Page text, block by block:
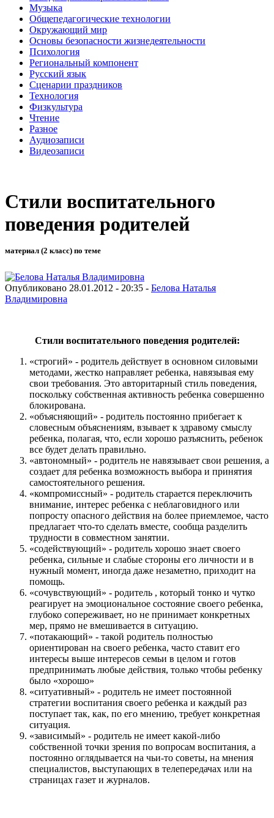
Музыка
Общепедагогические технологии
Окружающий мир
Основы безопасности жизнедеятельности
Психология
Региональный компонент
Русский язык
Сценарии праздников
Технология
Физкультура
Чтение
Разное
Аудиозаписи
Видеозаписи
Стили воспитательного
поведения родителей
материал (2 класс) по теме
Опубликовано 28.01.2012 - 20:35 - Белова Наталья
Владимировна
Стили воспитательного поведения родителей:
«строгий» - родитель действует в основном силовыми
методами, жестко направляет ребенка, навязывая ему
свои требования. Это авторитарный стиль поведения,
поскольку собственная активность ребенка совершенно
блокирована.
«объясняющий» - родитель постоянно прибегает к
словесным объяснениям, взывает к здравому смыслу
ребенка, полагая, что, если хорошо разъяснить, ребенок
все будет делать правильно.
«автономный» - родитель не навязывает свои решения, а
создает для ребенка возможность выбора и принятия
самостоятельного решения.
«компромиссный» - родитель старается переключить
внимание, интерес ребенка с неблаговидного или
попросту опасного действия на более приемлемое, часто
предлагает что-то сделать вместе, сообща разделить
трудности в совместном занятии.
«содействующий» - родитель хорошо знает своего
ребенка, сильные и слабые стороны его личности и в
нужный момент, иногда даже незаметно, приходит на
помощь.
«сочувствующий» - родитель , который тонко и чутко
реагирует на эмоциональное состояние своего ребенка,
глубоко сопереживает, но не принимает конкретных
мер, прямо не вмешивается в ситуацию.
«потакающий» - такой родитель полностью
ориентирован на своего ребенка, часто ставит его
интересы выше интересов семьи в целом и готов
предпринимать любые действия, только чтобы ребенку
было «хорошо»
«ситуативный» - родитель не имеет постоянной
стратегии воспитания своего ребенка и каждый раз
поступает так, как, по его мнению, требует конкретная
ситуация.
«зависимый» - родитель не имеет какой-либо
собственной точки зрения по вопросам воспитания, а
постоянно оглядывается на чьи-то советы, на мнения
специалистов, выступающих в телепередачах или на
страницах газет и журналов.